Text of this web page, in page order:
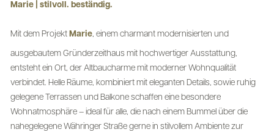
Marie | stilvoll. beständig.
Mit dem Projekt Marie, einem charmant modernisierten und
ausgebautem Gründerzeithaus mit hochwertiger Ausstattung,
entsteht ein Ort, der Altbaucharme mit moderner Wohnqualität
verbindet. Helle Räume, kombiniert mit eleganten Details, sowie ruhig
gelegene Terrassen und Balkone schaffen eine besondere
Wohnatmosphäre – ideal für alle, die nach einem Bummel über die
nahegelegene Währinger Straße gerne in stilvollem Ambiente zur